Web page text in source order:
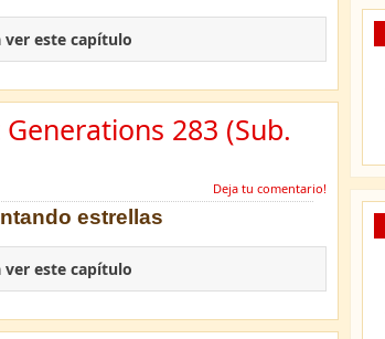
ver este capítulo
283 (Sub.
Deja tu comentario!
estrellas
ver este capítulo